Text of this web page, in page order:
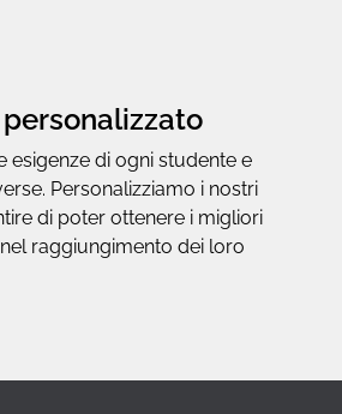
esigenze di ogni studente e
Personalizziamo i nostri
di poter ottenere i migliori
raggiungimento dei loro